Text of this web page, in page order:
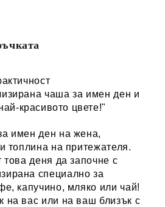
чаша за имен ден и
красивото цвете!"
имен ден на жена,
топлина на притежателя.
това деня да започне с
специално за
капучино, мляко или чай!
на вас или на ваш близък с